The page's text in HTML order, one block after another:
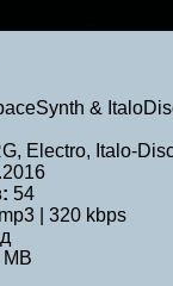
&
Electro, Italo-
54
mp3 | 320 kbps